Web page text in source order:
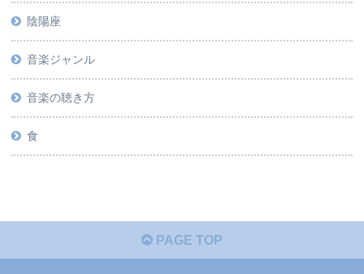
陰陽座
音楽ジャンル
音楽の聴き方
食
PAGE TOP